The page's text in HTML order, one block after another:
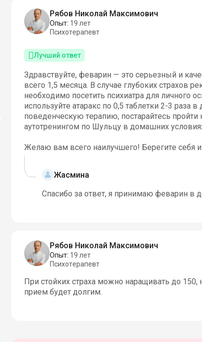
Рябов Николай Максимович
Опыт: 19 лет
Психотерапевт
Лучший ответ
Здравствуйте, феварин — это серьезный и
всего 1,5 месяца. В случае глубоких страхов
необходимо посетить психиатра для личного
используйте атаракс по 0,5 таблетки 2-3
поведенческую терапию, постарайтесь
аутотренингом по Шульцу в домашних
Желаю вам всего наилучшего! Берегите себя
Жасмина
Спасибо за ответ, я принимаю феварин в
Рябов Николай Максимович
Опыт: 19 лет
Психотерапевт
При стойких страха можно наращивать до
прием будет долгим.